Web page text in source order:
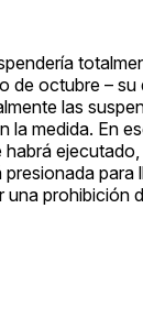
de octubre – su
las
la medida. En
para
una prohibición